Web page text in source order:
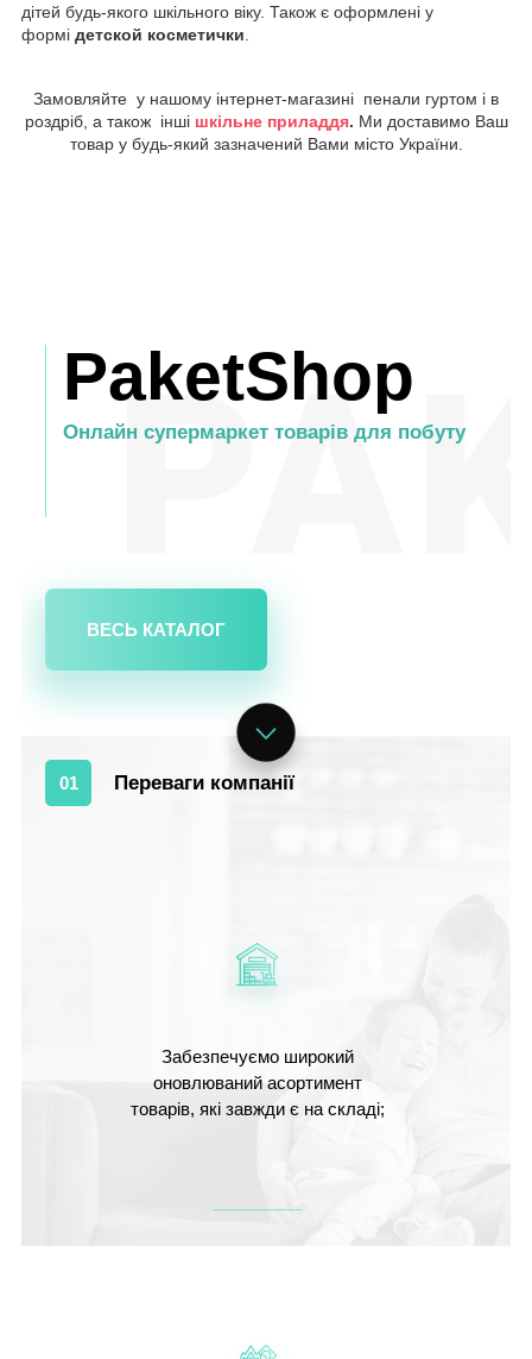
дітей будь-якого шкільного віку. Також є оформлені у
формі детской косметички
Замовляйте у нашому інтернет-магазині пенали гуртом і в
роздріб, а також інші шкільне приладдя. Ми доставимо Ваш
товар у будь-який зазначений Вами місто України.
PaketShop
Онлайн супермаркет товарів для побуту
ВЕСЬ КАТАЛОГ
01 Переваги компанії
Забезпечуємо широкий
оновлюваний асортимент
товарів, які завжди є на складі;